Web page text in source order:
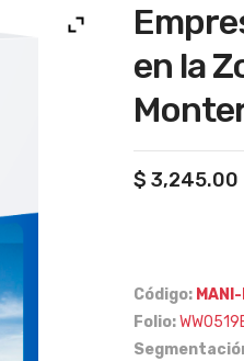
en la
$ 3,245.00
Código:
Folio: